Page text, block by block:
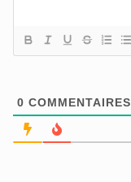
0 COMMENTAIRES